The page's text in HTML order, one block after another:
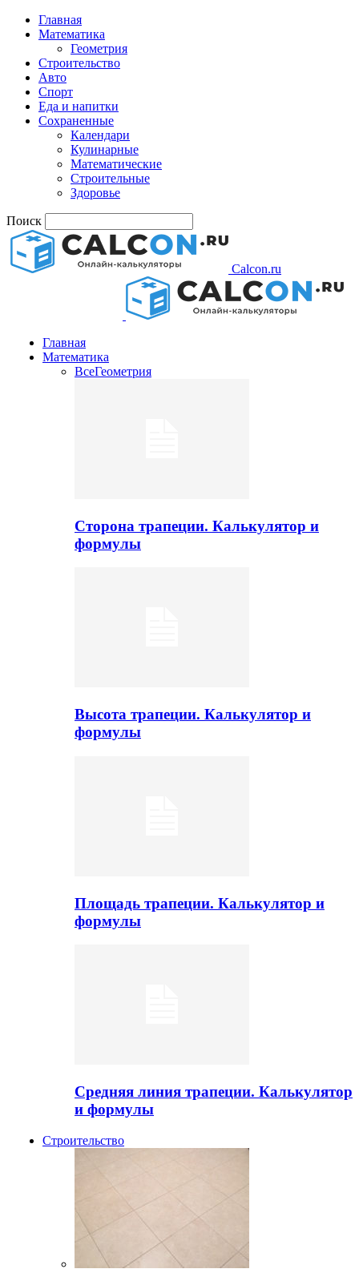
Главная
Математика
Геометрия
Строительство
Авто
Спорт
Еда и напитки
Сохраненные
Календари
Кулинарные
Математические
Строительные
Здоровье
Поиск
Calcon.ru
Главная
Математика
ВсеГеометрия
Сторона трапеции. Калькулятор и
формулы
Высота трапеции. Калькулятор и
формулы
Площадь трапеции. Калькулятор и
формулы
Средняя линия трапеции. Калькулятор
и формулы
Строительство